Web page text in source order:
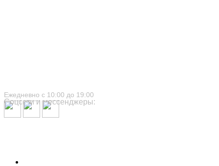
Ежедневно с 10:00 до 19:00
Соцсети и мессенджеры: